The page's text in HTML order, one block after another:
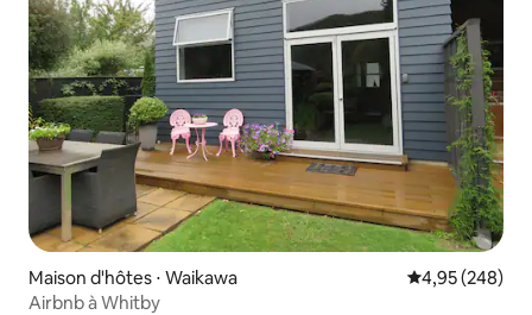
Maison d'hôtes ⋅ Waikawa Évaluation
4,95 (248)
Airbnb à Whitby